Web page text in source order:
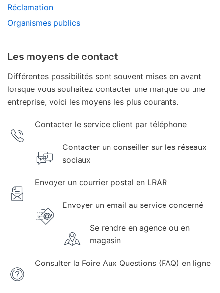
Réclamation
Organismes publics
Les moyens de contact
Différentes possibilités sont souvent mises en avant
lorsque vous souhaitez contacter une marque ou une
entreprise, voici les moyens les plus courants.
Contacter le service client par téléphone
Contacter un conseiller sur les réseaux
sociaux
Envoyer un courrier postal en LRAR
Envoyer un email au service concerné
Se rendre en agence ou en
magasin
Consulter la Foire Aux Questions (FAQ) en ligne